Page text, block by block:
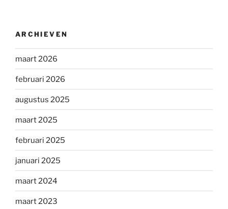
ARCHIEVEN
maart 2026
februari 2026
augustus 2025
maart 2025
februari 2025
januari 2025
maart 2024
maart 2023